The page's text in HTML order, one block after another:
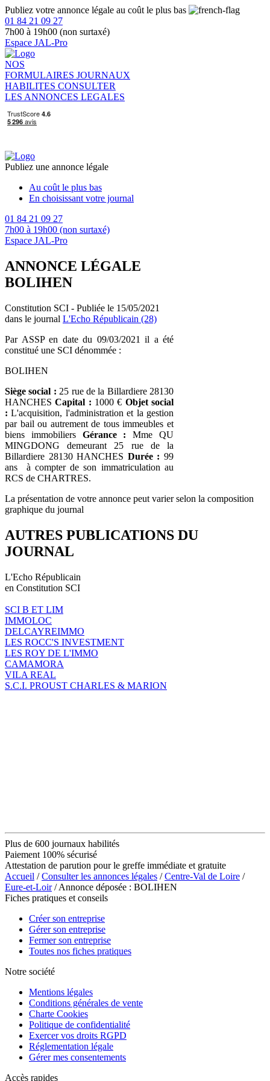
Publiez votre annonce légale au coût le plus bas
01 84 21 09 27
7h00 à 19h00 (non surtaxé)
Espace JAL-Pro
NOS
FORMULAIRES JOURNAUX
HABILITES CONSULTER
LES ANNONCES LEGALES
Publiez une annonce légale
Au coût le plus bas
En choisissant votre journal
01 84 21 09 27
7h00 à 19h00 (non surtaxé)
Espace JAL-Pro
ANNONCE LÉGALE
BOLIHEN
Constitution SCI - Publiée le 15/05/2021
dans le journal L'Echo Républicain (28)
Par ASSP en date du 09/03/2021 il a été
constitué une SCI dénommée :
BOLIHEN
Siège social : 25 rue de la Billardiere 28130
HANCHESCapital : 1000 € Objet social
: L'acquisition, l'administration et la gestion
par bail ou autrement de tous immeubles et
biens immobiliers Gérance : Mme QU
MINGDONG demeurant 25 rue de la
Billardiere 28130 HANCHES Durée : 99
ans à compter de son immatriculation au
RCS de CHARTRES.
La présentation de votre annonce peut varier selon la composition
graphique du journal
AUTRES PUBLICATIONS DU
JOURNAL
L'Echo Républicain
en Constitution SCI
SCI B ET LIM
IMMOLOC
DELCAYREIMMO
LES ROCC'S INVESTMENT
LES ROY DE L'IMMO
CAMAMORA
VILA REAL
S.C.I. PROUST CHARLES & MARION
Plus de 600 journaux habilités
Paiement 100% sécurisé
Attestation de parution pour le greffe immédiate et gratuite
Accueil /Consulter les annonces légales /Centre-Val de Loire /
Eure-et-Loir/ Annonce déposée : BOLIHEN
Fiches pratiques et conseils
Créer son entreprise
Gérer son entreprise
Fermer son entreprise
Toutes nos fiches pratiques
Notre société
Mentions légales
Conditions générales de vente
Charte Cookies
Politique de confidentialité
Exercer vos droits RGPD
Réglementation légale
Gérer mes consentements
Accès rapides